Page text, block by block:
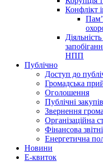
Конфлікт
НПП
Публічно
Доступ до
Громадська
Оголошення
Публічні
Звернення
Організаційна
Фінансова
Енергетична
Новини
Е-квиток